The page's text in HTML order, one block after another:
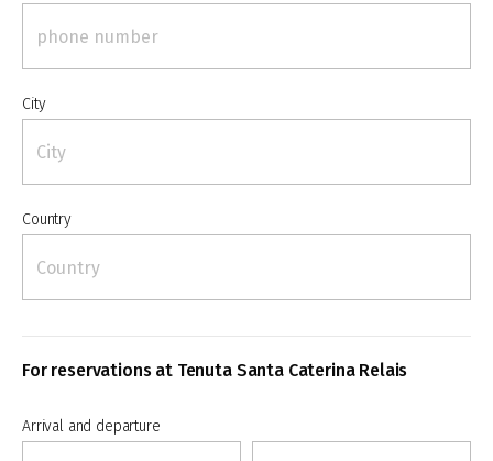
City
Country
For reservations at Tenuta Santa Caterina Relais
Arrival and departure